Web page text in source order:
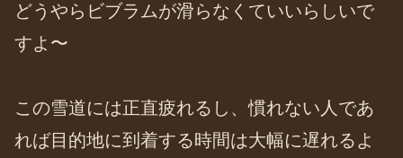
どうやらビブラムが滑らなくていいらしいで
すよ〜
この雪道には正直疲れるし、慣れない人であ
れば目的地に到着する時間は大幅に遅れるよ